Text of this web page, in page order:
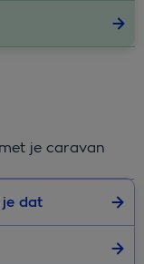
je caravan
je dat